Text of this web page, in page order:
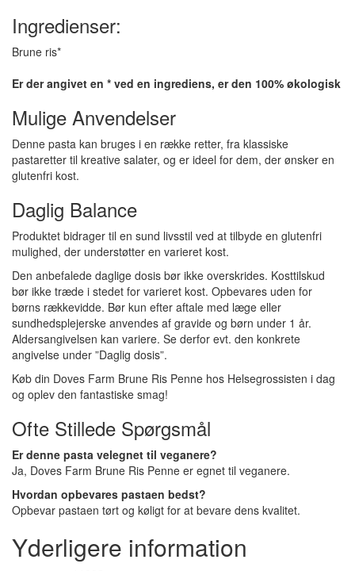
Ingredienser:
Brune ris*
Er der angivet en * ved en ingrediens, er den 100% økologisk
Mulige Anvendelser
Denne pasta kan bruges i en række retter, fra klassiske
pastaretter til kreative salater, og er ideel for dem, der ønsker en
glutenfri kost.
Daglig Balance
Produktet bidrager til en sund livsstil ved at tilbyde en glutenfri
mulighed, der understøtter en varieret kost.
Den anbefalede daglige dosis bør ikke overskrides. Kosttilskud
bør ikke træde i stedet for varieret kost. Opbevares uden for
børns rækkevidde. Bør kun efter aftale med læge eller
sundhedsplejerske anvendes af gravide og børn under 1 år.
Aldersangivelsen kan variere. Se derfor evt. den konkrete
angivelse under ”Daglig dosis”.
Køb din Doves Farm Brune Ris Penne hos Helsegrossisten i dag
og oplev den fantastiske smag!
Ofte Stillede Spørgsmål
Er denne pasta velegnet til veganere?
Ja, Doves Farm Brune Ris Penne er egnet til veganere.
Hvordan opbevares pastaen bedst?
Opbevar pastaen tørt og køligt for at bevare dens kvalitet.
Yderligere information